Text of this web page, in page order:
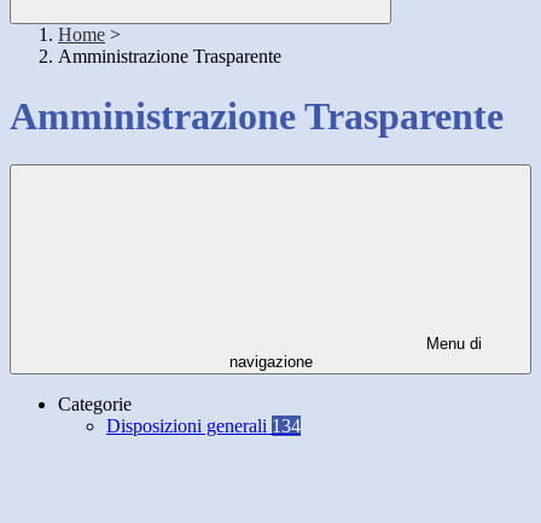
Home >
Amministrazione Trasparente
Amministrazione Trasparente
Menu di
navigazione
Categorie
Disposizioni generali 134